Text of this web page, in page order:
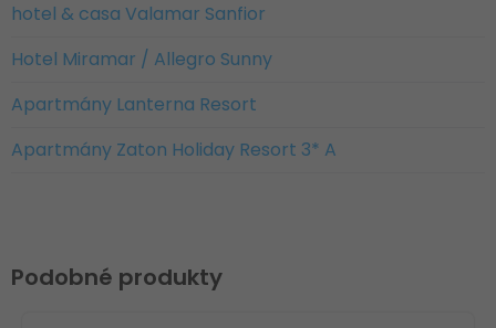
hotel & casa Valamar Sanfior
Hotel Miramar / Allegro Sunny
Apartmány Lanterna Resort
Apartmány Zaton Holiday Resort 3* A
Podobné produkty